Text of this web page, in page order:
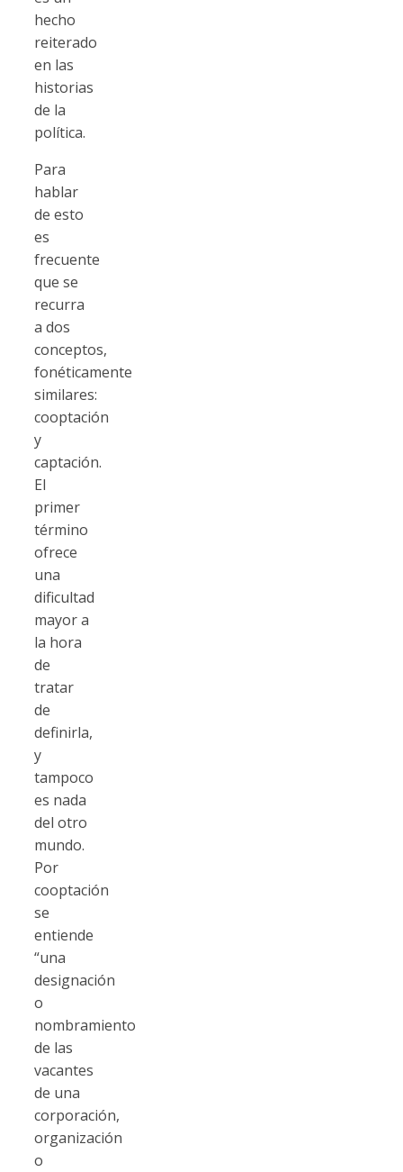
hecho
reiterado
en las
historias
de la
política.
Para
hablar
de esto
es
frecuente
que se
recurra
a dos
conceptos,
fonéticamente
similares:
cooptación
y
captación.
El
primer
término
ofrece
una
dificultad
mayor a
la hora
de
tratar
de
definirla,
y
tampoco
es nada
del otro
mundo.
Por
cooptación
se
entiende
“una
designación
o
nombramiento
de las
vacantes
de una
corporación,
organización
o